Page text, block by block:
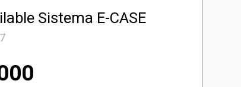
Sistema E-CASE